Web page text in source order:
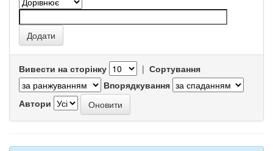
Вивести на сторінку | Сортування
Впорядкування
Автори